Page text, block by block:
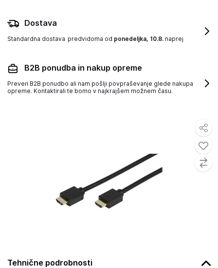
Tehnične podrobnosti
Dostava
Standardna dostava predvidoma od ponedeljka, 10.8. naprej
B2B ponudba in nakup opreme
Preveri B2B ponudbo ali nam pošlji povpraševanje glede nakupa
opreme. Kontaktirali te bomo v najkrajšem možnem času.